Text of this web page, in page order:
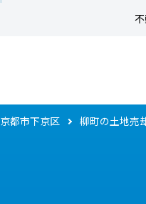
京都市下京区 柳町の土地売